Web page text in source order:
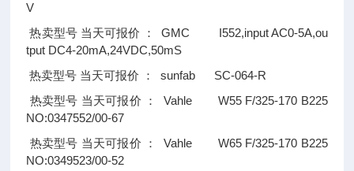
V
热卖型号 当天可报价 ：
GMC I552,input AC0-5A,ou
tput DC4-20mA,24VDC,50mS
热卖型号 当天可报价 ： sunfab SC-064-R
热卖型号 当天可报价 ：
Vahle W55 F/325-170 B225
NO:0347552/00-67
热卖型号 当天可报价 ：
Vahle W65 F/325-170 B225
NO:0349523/00-52